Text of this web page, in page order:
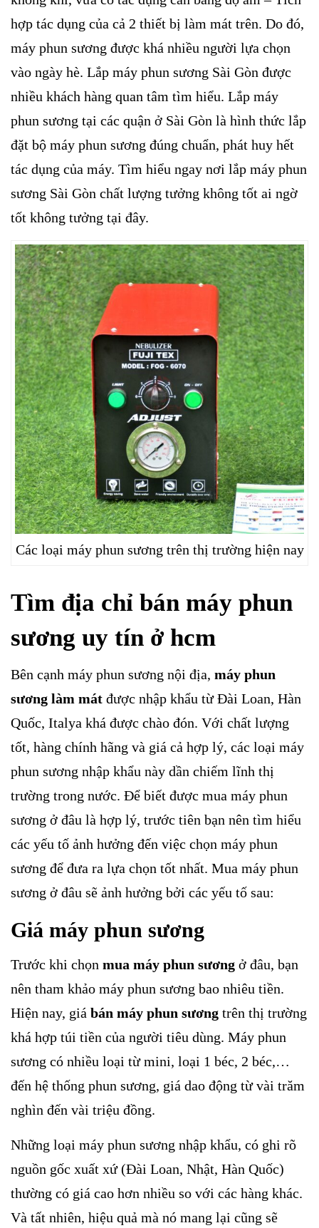
hợp tác dụng của cả 2 thiết bị làm mát trên. Do đó,
máy phun sương được khá nhiều người lựa chọn
vào ngày hè. Lắp máy phun sương Sài Gòn được
nhiều khách hàng quan tâm tìm hiểu. Lắp máy
phun sương tại các quận ở Sài Gòn là hình thức lắp
đặt bộ máy phun sương đúng chuẩn, phát huy hết
tác dụng của máy. Tìm hiểu ngay nơi lắp máy phun
sương Sài Gòn chất lượng tưởng không tốt ai ngờ
tốt không tưởng tại đây.
Các loại máy phun sương trên thị trường hiện nay
Tìm địa chỉ bán máy phun
sương uy tín ở hcm
Bên cạnh máy phun sương nội địa, máy phun
sương làm mát được nhập khẩu từ Đài Loan, Hàn
Quốc, Italya khá được chào đón. Với chất lượng
tốt, hàng chính hãng và giá cả hợp lý, các loại máy
phun sương nhập khẩu này dần chiếm lĩnh thị
trường trong nước. Để biết được mua máy phun
sương ở đâu là hợp lý, trước tiên bạn nên tìm hiểu
các yếu tố ảnh hưởng đến việc chọn máy phun
sương để đưa ra lựa chọn tốt nhất. Mua máy phun
sương ở đâu sẽ ảnh hưởng bởi các yếu tố sau:
Giá máy phun sương
Trước khi chọn mua máy phun sương ở đâu, bạn
nên tham khảo máy phun sương bao nhiêu tiền.
Hiện nay, giá bán máy phun sương trên thị trường
khá hợp túi tiền của người tiêu dùng. Máy phun
sương có nhiều loại từ mini, loại 1 béc, 2 béc,…
đến hệ thống phun sương, giá dao động từ vài trăm
nghìn đến vài triệu đồng.
Những loại máy phun sương nhập khẩu, có ghi rõ
nguồn gốc xuất xứ (Đài Loan, Nhật, Hàn Quốc)
thường có giá cao hơn nhiều so với các hàng khác.
Và tất nhiên, hiệu quả mà nó mang lại cũng sẽ